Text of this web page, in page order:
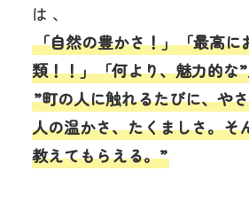
は 、
「自然の豊かさ！」「最高に
類！！」「何より、魅力的な
”町の人に触れるたびに、や
人の温かさ、たくましさ。そ
教えてもらえる。”